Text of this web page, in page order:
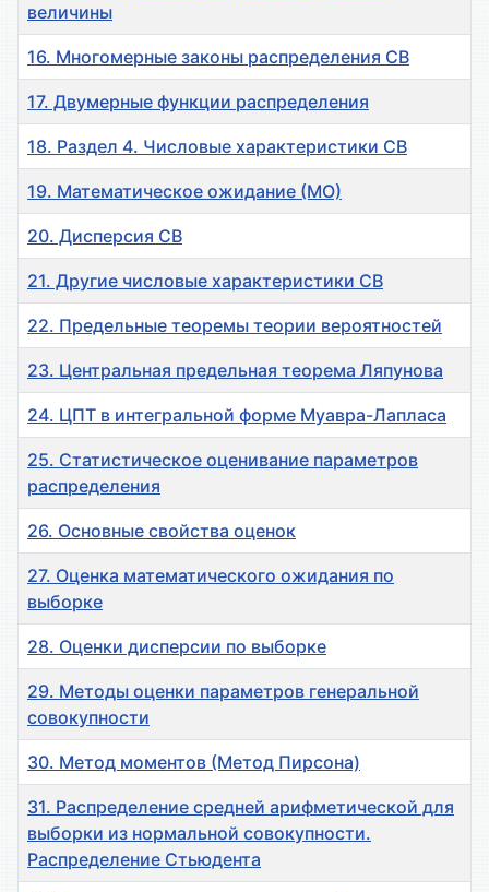
величины
16. Многомерные законы распределения СВ
17. Двумерные функции распределения
18. Раздел 4. Числовые характеристики СВ
19. Математическое ожидание (МО)
20. Дисперсия СВ
21. Другие числовые характеристики СВ
22. Предельные теоремы теории вероятностей
23. Центральная предельная теорема Ляпунова
24. ЦПТ в интегральной форме Муавра-Лапласа
25. Статистическое оценивание параметров
распределения
26. Основные свойства оценок
27. Оценка математического ожидания по
выборке
28. Оценки дисперсии по выборке
29. Методы оценки параметров генеральной
совокупности
30. Метод моментов (Метод Пирсона)
31. Распределение средней арифметической для
выборки из нормальной совокупности.
Распределение Стьюдента